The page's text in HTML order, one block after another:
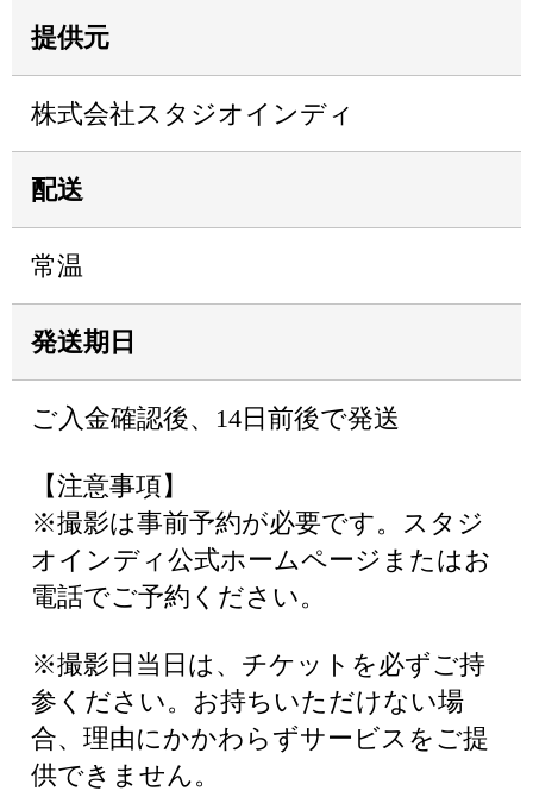
提供元
株式会社スタジオインディ
配送
常温
発送期日
ご入金確認後、14日前後で発送
【注意事項】
※撮影は事前予約が必要です。スタジ
オインディ公式ホームページまたはお
電話でご予約ください。
※撮影日当日は、チケットを必ずご持
参ください。お持ちいただけない場
合、理由にかかわらずサービスをご提
供できません。